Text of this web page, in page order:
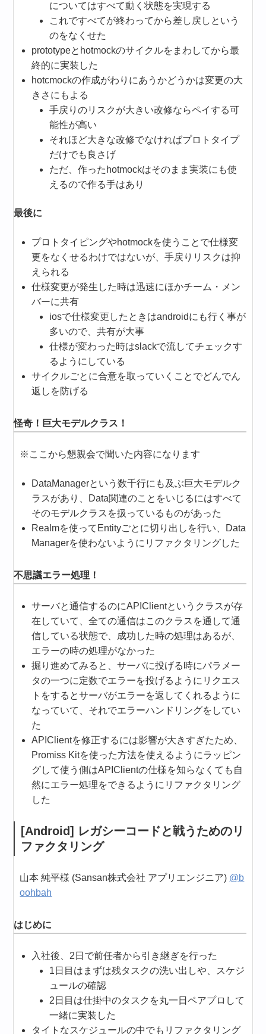
についてはすべて動く状態を実現する
これですべてが終わってから差し戻しという
のをなくせた
prototypeとhotmockのサイクルをまわしてから最
終的に実装した
hotcmockの作成がわりにあうかどうかは変更の大
きさにもよる
手戻りのリスクが大きい改修ならペイする可
能性が高い
それほど大きな改修でなければプロトタイプ
だけでも良さげ
ただ、作ったhotmockはそのまま実装にも使
えるので作る手はあり
最後に
プロトタイピングやhotmockを使うことで仕様変
更をなくせるわけではないが、手戻りリスクは抑
えられる
仕様変更が発生した時は迅速にほかチーム・メン
バーに共有
iosで仕様変更したときはandroidにも行く事が
多いので、共有が大事
仕様が変わった時はslackで流してチェックす
るようにしている
サイクルごとに合意を取っていくことでどんでん
返しを防げる
怪奇！巨大モデルクラス！
※ここから懇親会で聞いた内容になります
DataManagerという数千行にも及ぶ巨大モデルク
ラスがあり、Data関連のことをいじるにはすべて
そのモデルクラスを扱っているものがあった
Realmを使ってEntityごとに切り出しを行い、Data
Managerを使わないようにリファクタリングした
不思議エラー処理！
サーバと通信するのにAPIClientというクラスが存
在していて、全ての通信はこのクラスを通して通
信している状態で、成功した時の処理はあるが、
エラーの時の処理がなかった
掘り進めてみると、サーバに投げる時にパラメー
タの一つに定数でエラーを投げるようにリクエス
トをするとサーバがエラーを返してくれるように
なっていて、それでエラーハンドリングをしてい
た
APIClientを修正するには影響が大きすぎたため、
Promiss Kitを使った方法を使えるようにラッピン
グして使う側はAPIClientの仕様を知らなくても自
然にエラー処理をできるようにリファクタリング
した
[Android] レガシーコードと戦うためのリ
ファクタリング
山本 純平様 (Sansan株式会社 アプリエンジニア) @b
oohbah
はじめに
入社後、2日で前任者から引き継ぎを行った
1日目はまずは残タスクの洗い出しや、スケジ
ュールの確認
2日目は仕掛中のタスクを丸一日ペアプロして
一緒に実装した
タイトなスケジュールの中でもリファクタリング